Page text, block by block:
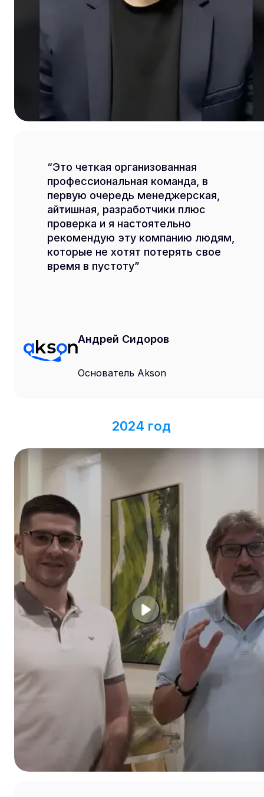
Это четкая организованная
профессиональная команда, в
первую очередь менеджерская,
айтишная, разработчики плюс
проверка и я настоятельно
рекомендую эту компанию людям,
которые не хотят потерять свое
время в пустоту
Андрей Сидоров
Основатель Akson
2024 год